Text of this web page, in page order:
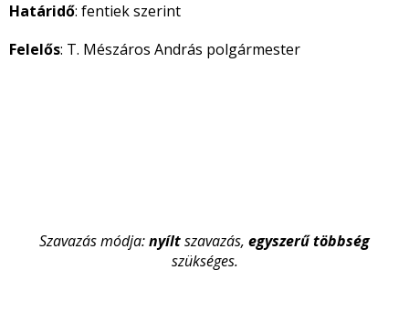
Határidő: fentiek szerint
Felelős: T. Mészáros András polgármester
Szavazás módja:nyíltszavazás, egyszerű többség
szükséges.